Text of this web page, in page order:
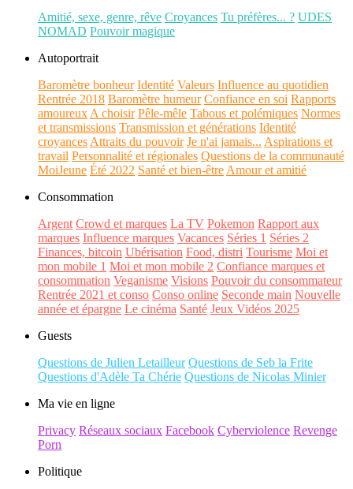
Amitié, sexe, genre, rêve Croyances Tu préfères... ? UDES
NOMAD Pouvoir magique
Autoportrait
Baromètre bonheur Identité Valeurs Influence au quotidien
Rentrée 2018 Baromètre humeur Confiance en soi Rapports
amoureux A choisir Pêle-mêle Tabous et polémiques Normes
et transmissions Transmission et générations Identité
croyances Attraits du pouvoir Je n'ai jamais... Aspirations et
travail Personnalité et régionales Questions de la communauté
MoiJeune Été 2022 Santé et bien-être Amour et amitié
Consommation
Argent Crowd et marques La TV Pokemon Rapport aux
marques Influence marques Vacances Séries 1 Séries 2
Finances, bitcoin Ubérisation Food, distri Tourisme Moi et
mon mobile 1 Moi et mon mobile 2 Confiance marques et
consommation Veganisme Visions Pouvoir du consommateur
Rentrée 2021 et conso Conso online Seconde main Nouvelle
année et épargne Le cinéma Santé Jeux Vidéos 2025
Guests
Questions de Julien Letailleur Questions de Seb la Frite
Questions d'Adèle Ta Chérie Questions de Nicolas Minier
Ma vie en ligne
Privacy Réseaux sociaux Facebook Cyberviolence Revenge
Porn
Politique